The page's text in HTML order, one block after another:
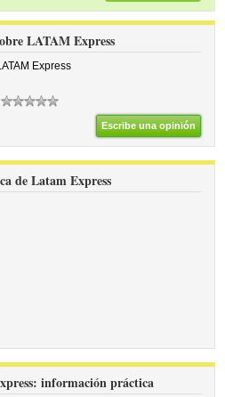
LATAM Express
Escribe una opinión
de Latam Express
información práctica